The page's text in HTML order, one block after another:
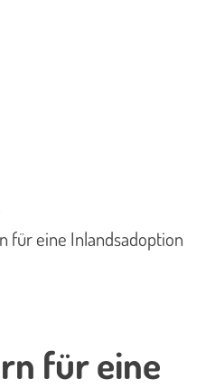
für eine Inlandsadoption
für eine